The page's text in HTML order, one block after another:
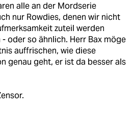
alle an der Mordserie
nur Rowdies, denen wir nicht
zuteil werden
oder so ähnlich. Herr Bax möge
auffrischen, wie diese
genau geht, er ist da besser als